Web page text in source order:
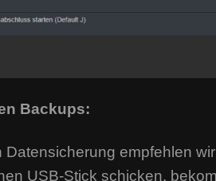
Backups:
empfehlen
USB-Stick schicken,